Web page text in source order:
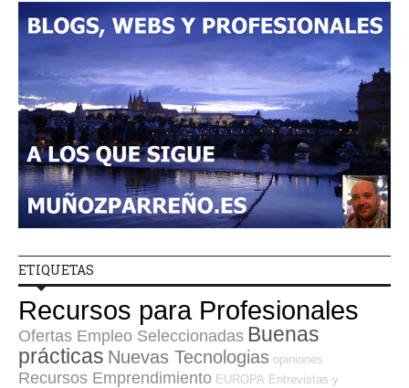
ETIQUETAS
Recursos para Profesionales
Ofertas Empleo Seleccionadas Buenas
prácticas Nuevas Tecnologias opiniones
Recursos Emprendimiento EUROPA Entrevistas y